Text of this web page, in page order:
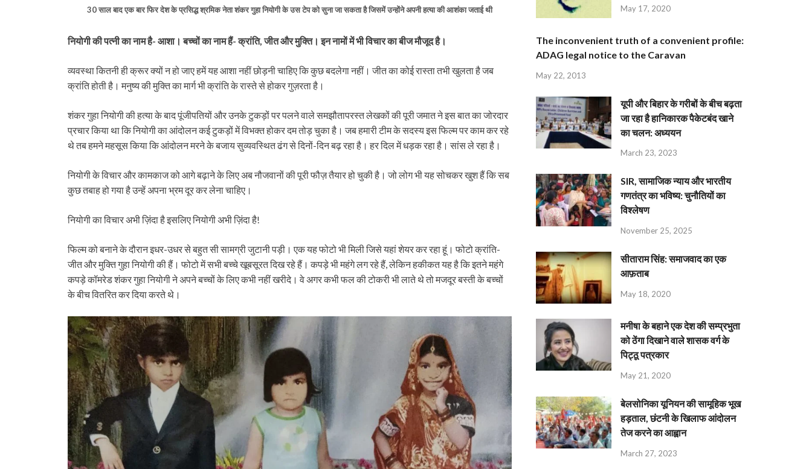
30 साल बाद एक बार फिर देश के प्रसिद्ध श्रमिक नेता शंकर गुहा नियोगी के उस टेप को सुना जा सकता है जिसमें उन्होंने अपनी हत्या की आशंका जताई थी
नियोगी की पत्नी का नाम है- आशा। बच्चों का नाम हैं- क्रांति, जीत और मुक्ति। इन नामों में भी विचार का बीज मौजूद है।
व्यवस्था कितनी ही क्रूर क्यों न हो जाए हमें यह आशा नहीं छोड़नी चाहिए कि कुछ बदलेगा नहीं। जीत का कोई रास्ता तभी खुलता है जब
क्रांति होती है। मनुष्य की मुक्ति का मार्ग भी क्रांति के रास्ते से होकर गुज़रता है।
शंकर गुहा नियोगी की हत्या के बाद पूंजीपतियों और उनके टुकड़ों पर पलने वाले समझौतापरस्त लेखकों की पूरी जमात ने इस बात का जोरदार
प्रचार किया था कि नियोगी का आंदोलन कई टुकड़ों में विभक्त होकर दम तोड़ चुका है। जब हमारी टीम के सदस्य इस फिल्म पर काम कर रहे
थे तब हमने महसूस किया कि आंदोलन मरने के बजाय सुव्यवस्थित ढंग से दिनों-दिन बढ़ रहा है। हर दिल में धड़क रहा है। सांस ले रहा है।
नियोगी के विचार और कामकाज को आगे बढ़ाने के लिए अब नौजवानों की पूरी फौज़ तैयार हो चुकी है। जो लोग भी यह सोचकर खुश हैं कि सब
कुछ तबाह हो गया है उन्हें अपना भ्रम दूर कर लेना चाहिए।
नियोगी का विचार अभी ज़िंदा है इसलिए नियोगी अभी ज़िंदा है!
फिल्म को बनाने के दौरान इधर-उधर से बहुत सी सामग्री जुटानी पड़ी। एक यह फोटो भी मिली जिसे यहां शेयर कर रहा हूं। फोटो क्रांति-
जीत और मुक्ति गुहा नियोगी की हैं। फोटो में सभी बच्चे खूबसूरत दिख रहे हैं। कपड़े भी महंगे लग रहे हैं, लेकिन हकीकत यह है कि इतने महंगे
कपड़े कॉमरेड शंकर गुहा नियोगी ने अपने बच्चों के लिए कभी नहीं खरीदे। वे अगर कभी फल की टोकरी भी लाते थे तो मजदूर बस्ती के बच्चों
के बीच वितरित कर दिया करते थे।
May 17, 2020
The inconvenient truth of a convenient profile:
ADAG legal notice to the Caravan
May 22, 2013
यूपी और बिहार के गरीबों के बीच बढ़ता
जा रहा है हानिकारक पैकेटबंद खाने
का चलन: अध्ययन
March 23, 2023
SIR, सामाजिक न्याय और भारतीय
गणतंत्र का भविष्य: चुनौतियों का
विश्लेषण
November 25, 2025
सीताराम सिंह: समाजवाद का एक
आफ़ताब
May 18, 2020
मनीषा के बहाने एक देश की सम्प्रभुता
को ठेंगा दिखाने वाले शासक वर्ग के
पिट्ठू पत्रकार
May 21, 2020
बेलसोनिका यूनियन की सामूहिक भूख
हड़ताल, छंटनी के खिलाफ आंदोलन
तेज करने का आह्वान
March 27, 2023